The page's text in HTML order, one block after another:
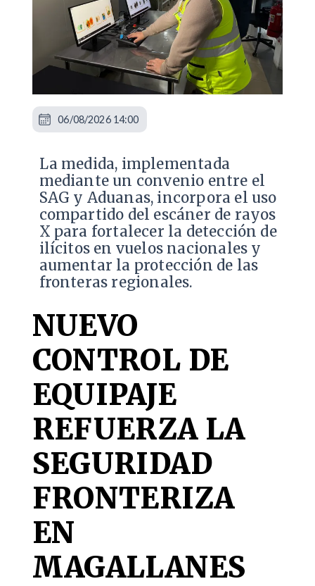
La medida, implementada
mediante un convenio entre el
SAG y Aduanas, incorpora el uso
compartido del escáner de rayos
X para fortalecer la detección de
ilícitos en vuelos nacionales y
aumentar la protección de las
fronteras regionales.
NUEVO
CONTROL DE
EQUIPAJE
REFUERZA LA
SEGURIDAD
FRONTERIZA
EN
MAGALLANES
06/08/2026 14:00